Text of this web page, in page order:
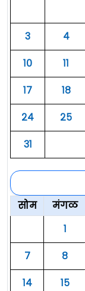
३
४
१०
११
१७
१८
२४
२५
३१
सोम
मंगळ
१
७
८
१४
१५